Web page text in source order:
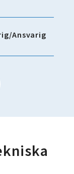
Ansvarig